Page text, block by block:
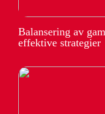
Balansering av
effektive strategier